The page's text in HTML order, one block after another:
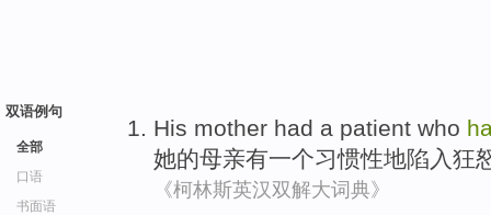
双语例句
全部
口语
书面语
His mother had a patient who
她的母亲有一个习惯性地陷入狂
《柯林斯英汉双解大词典》